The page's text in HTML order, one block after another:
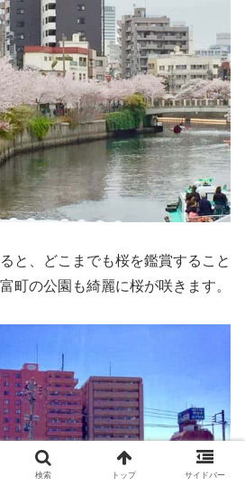
と、どこまでも桜を鑑賞すること
町の公園も綺麗に桜が咲きます。
検索 トップ サイドバー